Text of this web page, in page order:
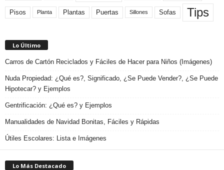
Pisos Planta Plantas Puertas Sillones Sofas Tips
Lo Último
Carros de Cartón Reciclados y Fáciles de Hacer para Niños (Imágenes)
Nuda Propiedad: ¿Qué es?, Significado, ¿Se Puede Vender?, ¿Se Puede
Hipotecar? y Ejemplos
Gentrificación: ¿Qué es? y Ejemplos
Manualidades de Navidad Bonitas, Fáciles y Rápidas
Útiles Escolares: Lista e Imágenes
Lo Más Destacado